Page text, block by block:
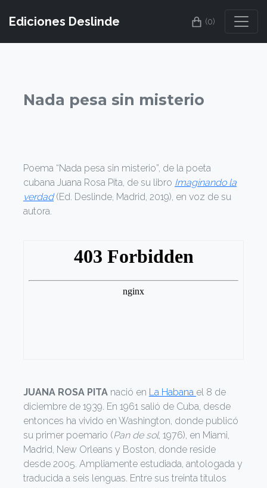
Ediciones Deslinde (0)
Nada pesa sin misterio
Poema “Nada pesa sin misterio”, de la poeta
cubana Juana Rosa Pita, de su libro Imaginando la
verdad(Ed. Deslinde, Madrid, 2019), en voz de su
autora.
JUANA ROSA PITA nació en La Habana el 8 de
diciembre de 1939. En 1961 salió de Cuba, desde
entonces ha vivido en Washington, donde publicó
su primer poemario (Pan de sol, 1976), en Miami,
Madrid, New Orleans y Boston, donde reside
desde 2005. Ampliamente estudiada, antologada y
traducida a seis lenguas. Entre sus treinta títulos